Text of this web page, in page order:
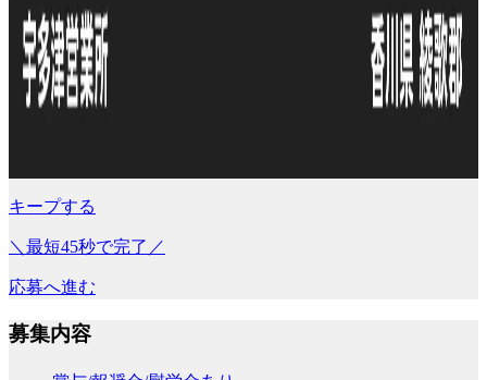
キープする
＼最短45秒で完了／
応募へ進む
募集内容